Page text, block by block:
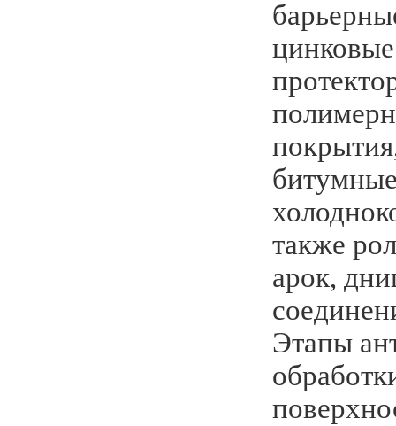
также
арок,
Этапы